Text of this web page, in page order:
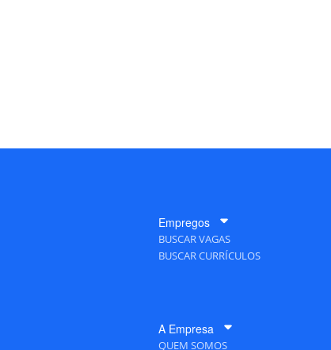
Empregos
BUSCAR VAGAS
BUSCAR CURRÍCULOS
A Empresa
QUEM SOMOS